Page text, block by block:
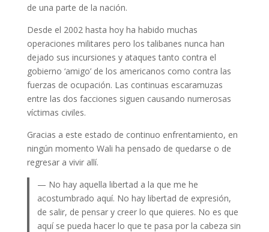
de una parte de la nación.
Desde el 2002 hasta hoy ha habido muchas
operaciones militares pero los talibanes nunca han
dejado sus incursiones y ataques tanto contra el
gobierno ‘amigo’ de los americanos como contra las
fuerzas de ocupación. Las continuas escaramuzas
entre las dos facciones siguen causando numerosas
víctimas civiles.
Gracias a este estado de continuo enfrentamiento, en
ningún momento Wali ha pensado de quedarse o de
regresar a vivir allí.
— No hay aquella libertad a la que me he
acostumbrado aquí. No hay libertad de expresión,
de salir, de pensar y creer lo que quieres. No es que
aquí se pueda hacer lo que te pasa por la cabeza sin